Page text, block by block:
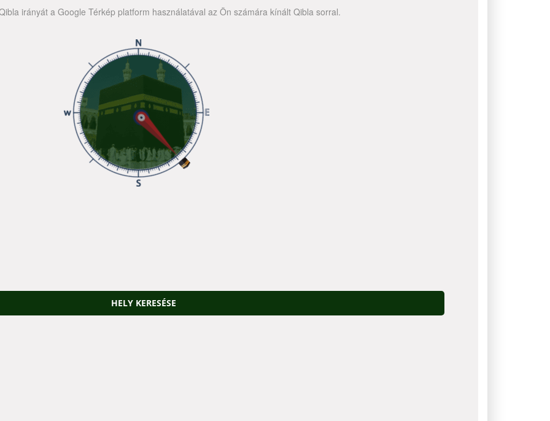
irányát a Google Térkép platform használatával az Ön számára kínált Qibla sorral.
HELY KERESÉSE